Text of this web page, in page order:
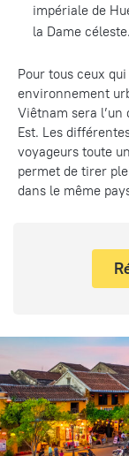
impériale de
la Dame céleste.
Pour tous ceux
environnement
Viêtnam sera l’un
Est. Les
voyageurs toute
permet de tirer
dans le même